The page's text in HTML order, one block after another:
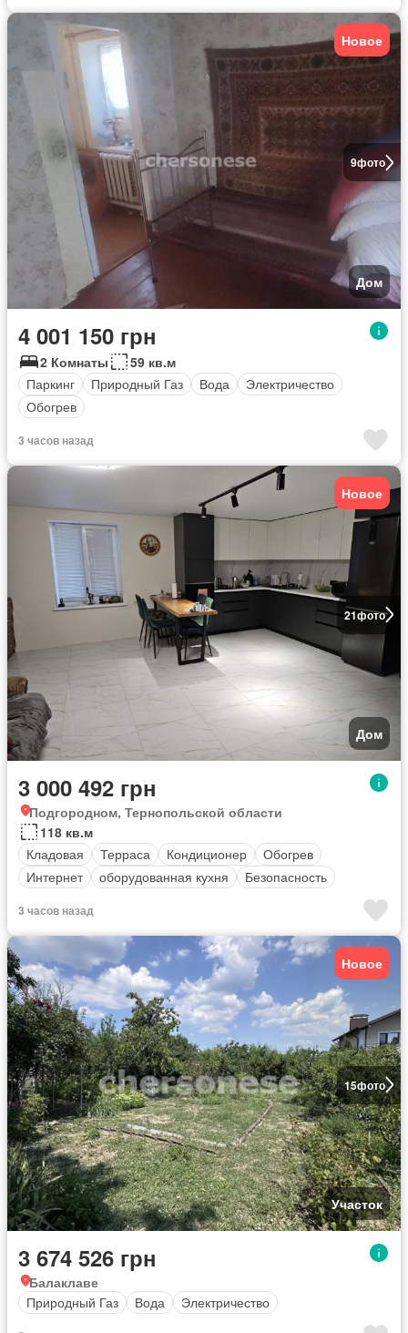
9фото
Новое
Дом
4 001 150 грн
2 Комнаты
59 кв.м
Паркинг
Природный Газ Вода
Электричество
Обогрев
3 часов назад
21фото
Новое
Дом
3 000 492 грн
Подгородном, Тернопольской области
118 кв.м
Кладовая
Терраса Кондиционер
Обогрев
Интернет
оборудованная кухня Безопасность
3 часов назад
15фото
Новое
Участок
3 674 526 грн
Балаклаве
Природный Газ
Вода Электричество